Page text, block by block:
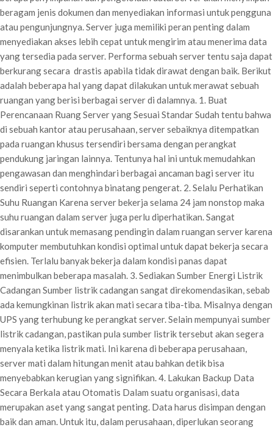
beragam jenis dokumen dan menyediakan informasi untuk pengguna
atau pengunjungnya. Server juga memiliki peran penting dalam
menyediakan akses lebih cepat untuk mengirim atau menerima data
yang tersedia pada server. Performa sebuah server tentu saja dapat
berkurang secara drastis apabila tidak dirawat dengan baik. Berikut
adalah beberapa hal yang dapat dilakukan untuk merawat sebuah
ruangan yang berisi berbagai server di dalamnya. 1. Buat
Perencanaan Ruang Server yang Sesuai Standar Sudah tentu bahwa
di sebuah kantor atau perusahaan, server sebaiknya ditempatkan
pada ruangan khusus tersendiri bersama dengan perangkat
pendukung jaringan lainnya. Tentunya hal ini untuk memudahkan
pengawasan dan menghindari berbagai ancaman bagi server itu
sendiri seperti contohnya binatang pengerat. 2. Selalu Perhatikan
Suhu Ruangan Karena server bekerja selama 24 jam nonstop maka
suhu ruangan dalam server juga perlu diperhatikan. Sangat
disarankan untuk memasang pendingin dalam ruangan server karena
komputer membutuhkan kondisi optimal untuk dapat bekerja secara
efisien. Terlalu banyak bekerja dalam kondisi panas dapat
menimbulkan beberapa masalah. 3. Sediakan Sumber Energi Listrik
Cadangan Sumber listrik cadangan sangat direkomendasikan, sebab
ada kemungkinan listrik akan mati secara tiba-tiba. Misalnya dengan
UPS yang terhubung ke perangkat server. Selain mempunyai sumber
listrik cadangan, pastikan pula sumber listrik tersebut akan segera
menyala ketika listrik mati. Ini karena di beberapa perusahaan,
server mati dalam hitungan menit atau bahkan detik bisa
menyebabkan kerugian yang signifikan. 4. Lakukan Backup Data
Secara Berkala atau Otomatis Dalam suatu organisasi, data
merupakan aset yang sangat penting. Data harus disimpan dengan
baik dan aman. Untuk itu, dalam perusahaan, diperlukan seorang